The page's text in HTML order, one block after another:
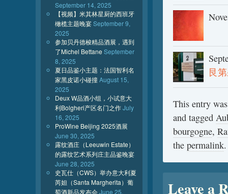
艮
This entry
and tagged
bourgogne,
the permalink.
Leave a
September 14, 2025
【视频】米其林星厨的西班牙
橄榄主题晚宴September 9,
2025
参加贝丹德梭精品酒展，遇到
了Michel Bettane September
8, 2025
夏日品鉴小主题：法国智利名
家黑皮诺小碰撞August 15,
2025
Deux W品酒小组，小试意大
利Bolgheri产区名门之作July
16, 2025
ProWine Beijing 2025酒展
June 30, 2025
露纹酒庄（Leeuwin Estate）
的露纹艺术系列庄主品鉴晚宴
June 28, 2025
史瓦仕（CWS）举办意大利夏
芮妲（Santa Margherita）葡
萄酒新品发布会June 25,